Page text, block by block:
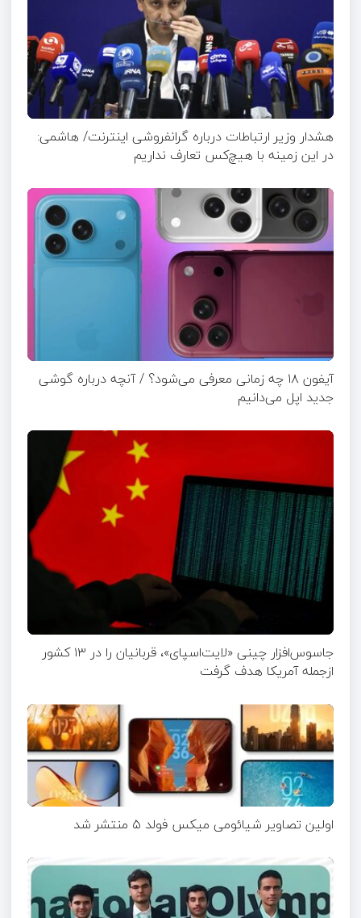
هشدار وزیر ارتباطات درباره گرانفروشی اینترنت/ هاشمی:
در این زمینه با هیچ‌کس تعارف نداریم
آیفون ۱۸ چه زمانی معرفی می‌شود؟ / آنچه درباره گوشی
جدید اپل می‌دانیم
جاسوس‌افزار چینی «لایت‌اسپای»، قربانیان را در ۱۳ کشور
ازجمله آمریکا هدف گرفت
اولین تصاویر شیائومی میکس فولد ۵ منتشر شد